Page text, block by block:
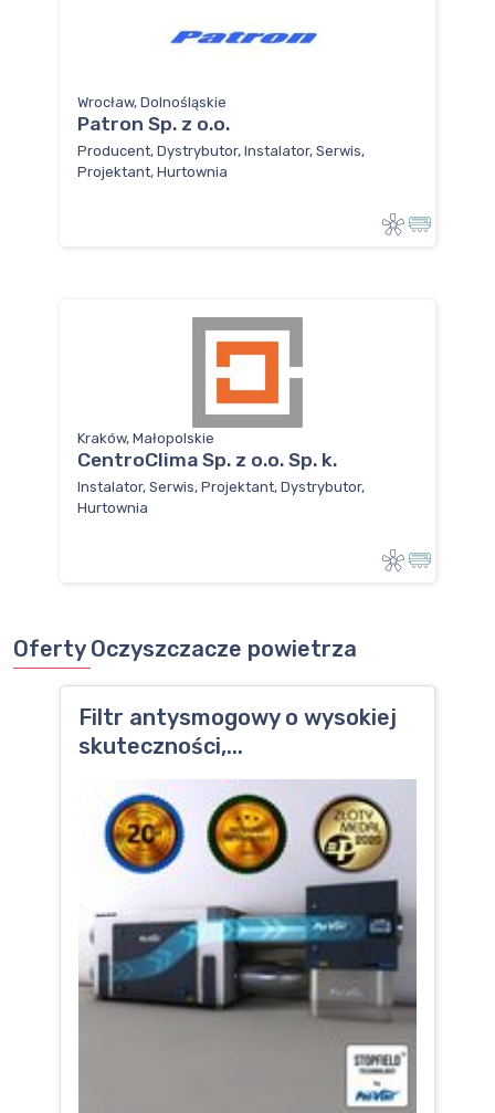
Wrocław, Dolnośląskie
Patron Sp. z o.o.
Producent, Dystrybutor, Instalator, Serwis,
Projektant, Hurtownia
Kraków, Małopolskie
CentroClima Sp. z o.o. Sp. k.
Instalator, Serwis, Projektant, Dystrybutor,
Hurtownia
Oferty Oczyszczacze powietrza
Filtr antysmogowy o wysokiej
skuteczności,...